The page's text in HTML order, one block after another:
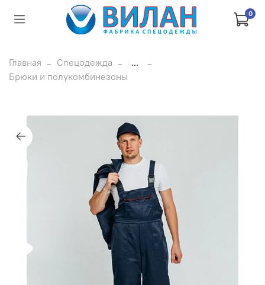
0
Главная Спецодежда
...
Брюки и полукомбинезоны